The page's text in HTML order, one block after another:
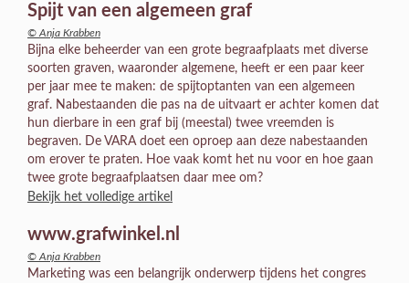
Spijt van een algemeen graf
© Anja Krabben
Bijna elke beheerder van een grote begraafplaats met diverse
soorten graven, waaronder algemene, heeft er een paar keer
per jaar mee te maken: de spijtoptanten van een algemeen
graf. Nabestaanden die pas na de uitvaart er achter komen dat
hun dierbare in een graf bij (meestal) twee vreemden is
begraven. De VARA doet een oproep aan deze nabestaanden
om erover te praten. Hoe vaak komt het nu voor en hoe gaan
twee grote begraafplaatsen daar mee om?
Bekijk het volledige artikel
www.grafwinkel.nl
© Anja Krabben
Marketing was een belangrijk onderwerp tijdens het congres